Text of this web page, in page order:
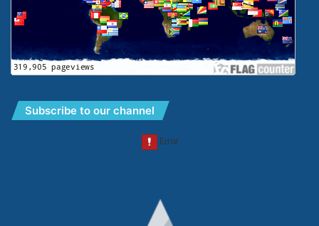
Subscribe to our channel